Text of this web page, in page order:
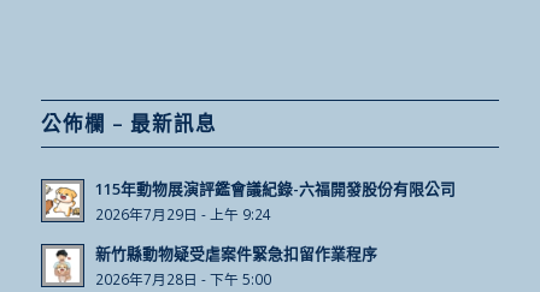
公佈欄 – 最新訊息
115年動物展演評鑑會議紀錄-六福開發股份有限公司
2026年7月29日 - 上午 9:24
新竹縣動物疑受虐案件緊急扣留作業程序
2026年7月28日 - 下午 5:00